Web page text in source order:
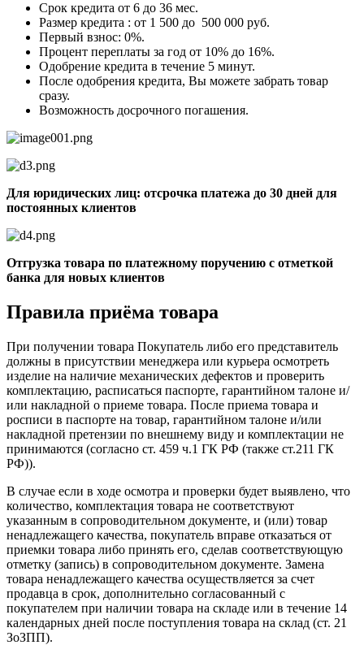
Срок кредита от 6 до 36 мес.
Размер кредита : от 1 500 до 500 000 руб.
Первый взнос: 0%.
Процент переплаты за год от 10% до 16%.
Одобрение кредита в течение 5 минут.
После одобрения кредита, Вы можете забрать товар
сразу.
Возможность досрочного погашения.
Для юридических лиц: отсрочка платежа до 30 дней для
постоянных клиентов
Отгрузка товара по платежному поручению с отметкой
банка для новых клиентов
Правила приёма товара
При получении товара Покупатель либо его представитель
должны в присутствии менеджера или курьера осмотреть
изделие на наличие механических дефектов и проверить
комплектацию, расписаться паспорте, гарантийном талоне и/
или накладной о приеме товара. После приема товара и
росписи в паспорте на товар, гарантийном талоне и/или
накладной претензии по внешнему виду и комплектации не
принимаются (согласно ст. 459 ч.1 ГК РФ (также ст.211 ГК
РФ)).
В случае если в ходе осмотра и проверки будет выявлено, что
количество, комплектация товара не соответствуют
указанным в сопроводительном документе, и (или) товар
ненадлежащего качества, покупатель вправе отказаться от
приемки товара либо принять его, сделав соответствующую
отметку (запись) в сопроводительном документе. Замена
товара ненадлежащего качества осуществляется за счет
продавца в срок, дополнительно согласованный с
покупателем при наличии товара на складе или в течение 14
календарных дней после поступления товара на склад (ст. 21
ЗоЗПП).